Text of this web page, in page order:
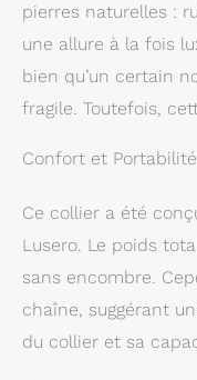
pierres naturelles :
une allure à la fois
bien qu’un certain
fragile. Toutefois,
Confort et Portabilité
Ce collier a été
Lusero. Le poids
sans encombre.
chaîne, suggérant
du collier et sa